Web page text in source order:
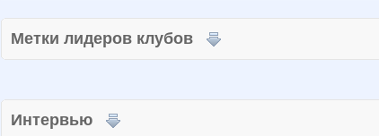
Метки лидеров клубов
Интервью